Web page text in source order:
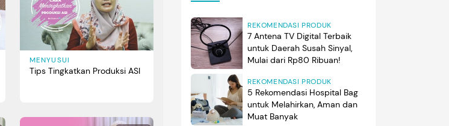
MENYUSUI
Tips Tingkatkan Produksi ASI
REKOMENDASI PRODUK
7 Antena TV Digital Terbaik
untuk Daerah Susah Sinyal,
Mulai dari Rp80 Ribuan!
REKOMENDASI PRODUK
5 Rekomendasi Hospital Bag
untuk Melahirkan, Aman dan
Muat Banyak